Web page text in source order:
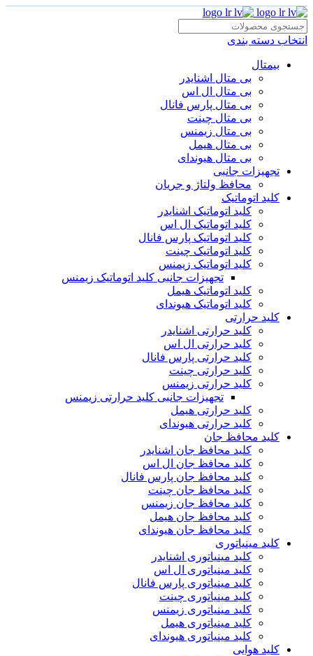
انتخاب دسته بندی
بیمتال
بی متال اشنایدر
بی متال ال اس
بی متال پارس فانال
بی متال چینت
بی متال زیمنس
بی متال هیمل
بی متال هیوندای
تجهیزات جانبی
محافظ ولتاژ و‌ جریان
کلید اتوماتیک
کلید اتوماتیک اشنایدر
کلید اتوماتیک ال اس
کلید اتوماتیک پارس فانال
کلید اتوماتیک چینت
کلید اتوماتیک زیمنس
تجهیزات جانبی کلید اتوماتیک زیمنس
کلید اتوماتیک هیمل
کلید اتوماتیک هیوندای
کلید حرارتی
کلید حرارتی اشنایدر
کلید حرارتی ال اس
کلید حرارتی پارس فانال
کلید حرارتی چینت
کلید حرارتی زیمنس
تجهیزات جانبی کلید حرارتی زیمنس
کلید حرارتی هیمل
کلید حرارتی هیوندای
کلید محافظ جان
کلید محافظ جان اشنایدر
کلید محافظ جان ال اس
کلید محافظ جان پارس فانال
کلید محافظ جان چینت
کلید محافظ جان زیمنس
کلید محافظ جان هیمل
کلید محافظ جان هیوندای
کلید مینیاتوری
کلید مینیاتوری اشنایدر
کلید مینیاتوری ال اس
کلید مینیاتوری پارس فانال
کلید مینیاتوری چینت
کلید مینیاتوری زیمنس
کلید مینیاتوری هیمل
کلید مینیاتوری هیوندای
کلید هوایی